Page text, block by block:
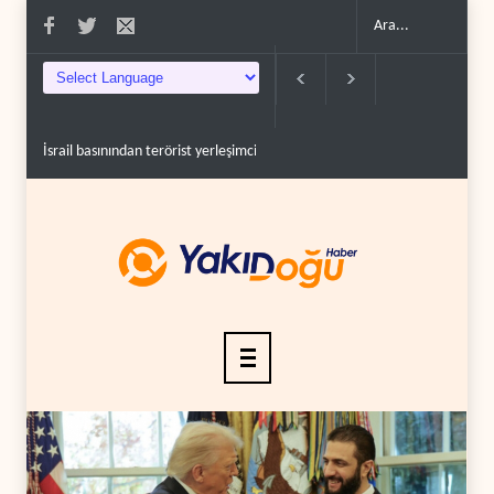
terörist yerleşimcilere destek itiraf..